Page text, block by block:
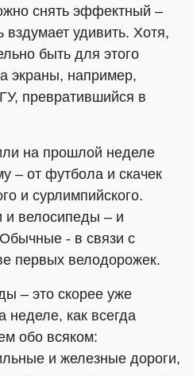
снять эффектный –
удивить. Хотя,
быть для этого
экраны, например,
превратившийся в
на прошлой неделе
– от футбола и скачек
и сурлимпийского.
и велосипеды – и
- в связи с
первых велодорожек.
– это скорее уже
неделе, как всегда
обо всяком:
и железные дороги,